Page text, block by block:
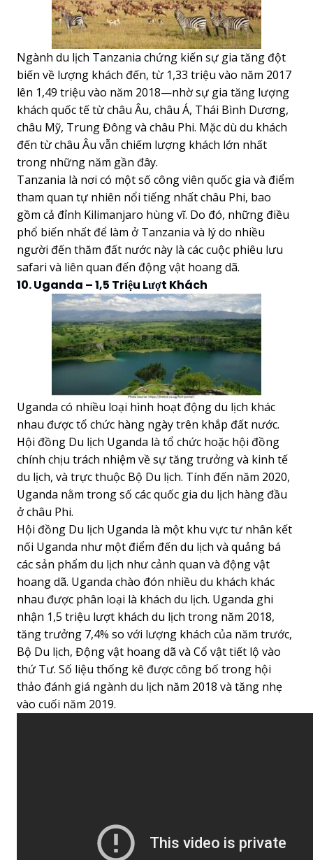
Ngành du lịch Tanzania chứng kiến sự gia tăng đột
biến về lượng khách đến, từ 1,33 triệu vào năm 2017
lên 1,49 triệu vào năm 2018—nhờ sự gia tăng lượng
khách quốc tế từ châu Âu, châu Á, Thái Bình Dương,
châu Mỹ, Trung Đông và châu Phi. Mặc dù du khách
đến từ châu Âu vẫn chiếm lượng khách lớn nhất
trong những năm gần đây.
Tanzania là nơi có một số công viên quốc gia và điểm
tham quan tự nhiên nổi tiếng nhất châu Phi, bao
gồm cả đỉnh Kilimanjaro hùng vĩ. Do đó, những điều
phổ biến nhất để làm ở Tanzania và lý do nhiều
người đến thăm đất nước này là các cuộc phiêu lưu
safari và liên quan đến động vật hoang dã.
10. Uganda – 1,5 Triệu Lượt Khách
Uganda có nhiều loại hình hoạt động du lịch khác
nhau được tổ chức hàng ngày trên khắp đất nước.
Hội đồng Du lịch Uganda là tổ chức hoặc hội đồng
chính chịu trách nhiệm về sự tăng trưởng và kinh tế
du lịch, và trực thuộc Bộ Du lịch. Tính đến năm 2020,
Uganda nằm trong số cácquốc gia du lịch hàng đầu
ở châu Phi.
Hội đồng Du lịch Uganda là một khu vực tư nhân kết
nối Uganda như một điểm đến du lịch và quảng bá
các sản phẩm du lịch như cảnh quan và động vật
hoang dã. Uganda chào đón nhiều du khách khác
nhau được phân loại là khách du lịch. Uganda ghi
nhận 1,5 triệu lượt khách du lịch trong năm 2018,
tăng trưởng 7,4% so với lượng khách của năm trước,
Bộ Du lịch, Động vật hoang dã và Cổ vật tiết lộ vào
thứ Tư. Số liệu thống kê được công bố trong hội
thảo đánh giá ngành du lịch năm 2018 và tăng nhẹ
vào cuối năm 2019.